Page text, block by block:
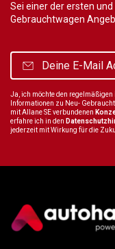
Sei einer der ersten
Gebrauchtwagen
Ja, ich möchte den
Informationen zu Neu-
mit Allane SE verbundenen
erfahre ich in den
jederzeit mit Wirkung für die